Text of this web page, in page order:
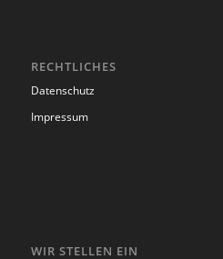
RECHTLICHES
Datenschutz
Impressum
WIR STELLEN EIN